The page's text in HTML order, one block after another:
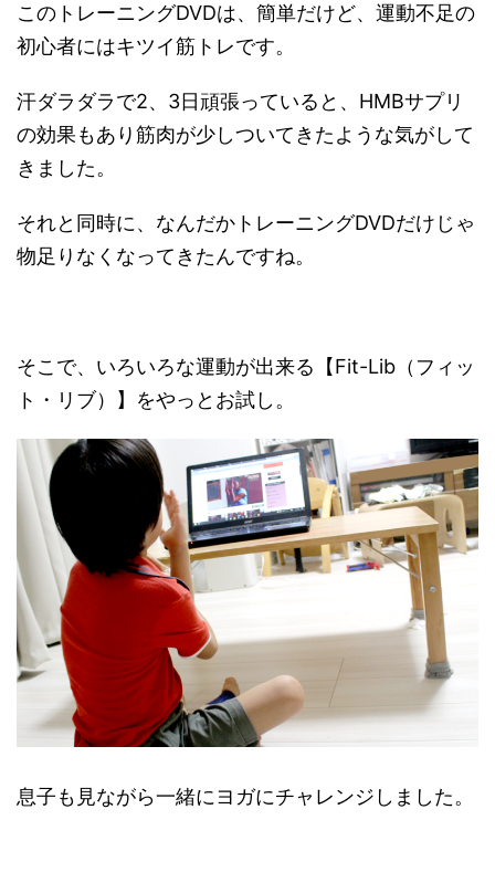
このトレーニングDVDは、簡単だけど、運動不足の
初心者にはキツイ筋トレです。
汗ダラダラで2、3日頑張っていると、HMBサプリ
の効果もあり筋肉が少しついてきたような気がして
きました。
それと同時に、なんだかトレーニングDVDだけじゃ
物足りなくなってきたんですね。
そこで、いろいろな運動が出来る【Fit-Lib（フィッ
ト・リブ）】をやっとお試し。
息子も見ながら一緒にヨガにチャレンジしました。